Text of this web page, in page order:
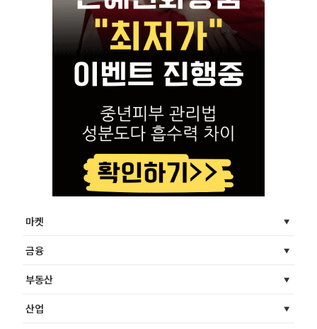
마켓
금융
부동산
산업